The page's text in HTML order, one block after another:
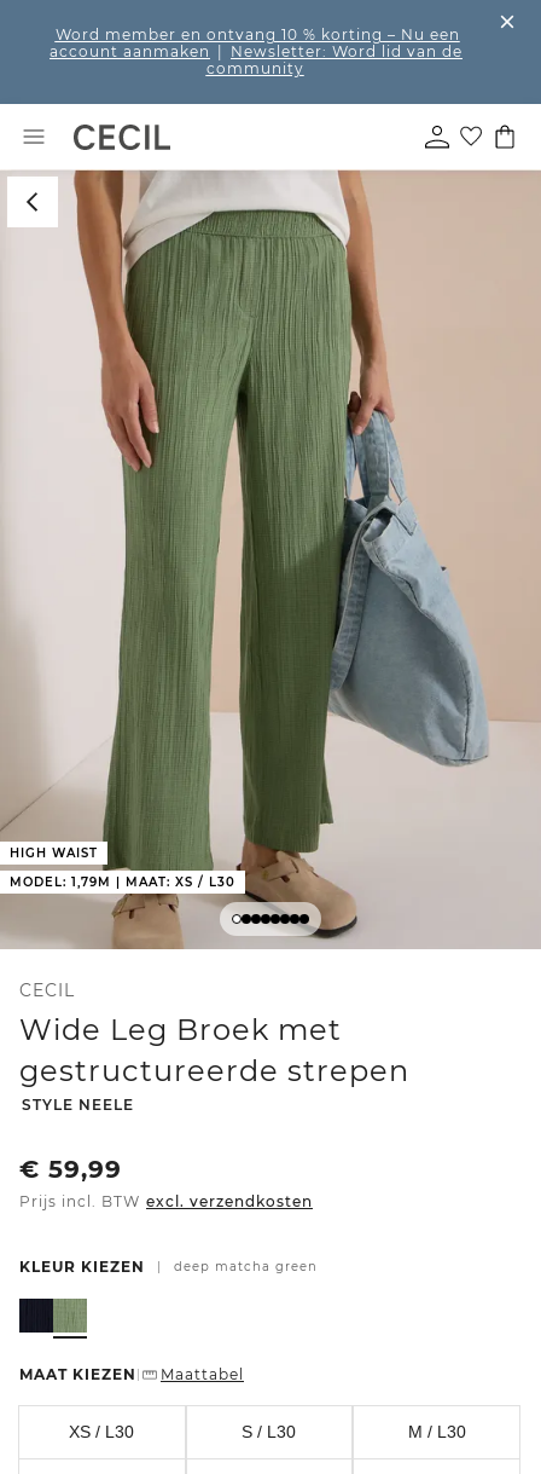
Word member en ontvang 10 % korting – Nu een
account aanmaken
Newsletter: Word lid van de
community
HIGH WAIST
MODEL: 1,79M | MAAT: XS / L30
CECIL
Wide Leg Broek met
gestructureerde strepen
-
STYLE NEELE
€ 59,99
Prijs incl. BTW excl. verzendkosten
KLEUR KIEZEN deep matcha green
MAAT KIEZEN Maattabel
XS / L30 S / L30 M / L30